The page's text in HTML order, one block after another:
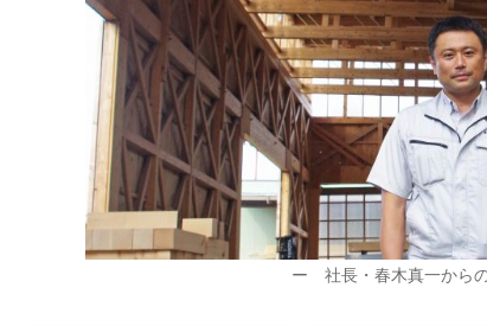
ー 社長・春木真一から